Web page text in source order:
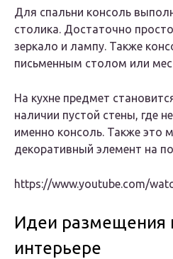
Для спальни консоль
столика. Достаточно
зеркало и лампу. Также
письменным столом или
На кухне предмет
наличии пустой стены, где
именно консоль. Также это
декоративный элемент на
https://www.youtube.com/
Идеи размещения
интерьере